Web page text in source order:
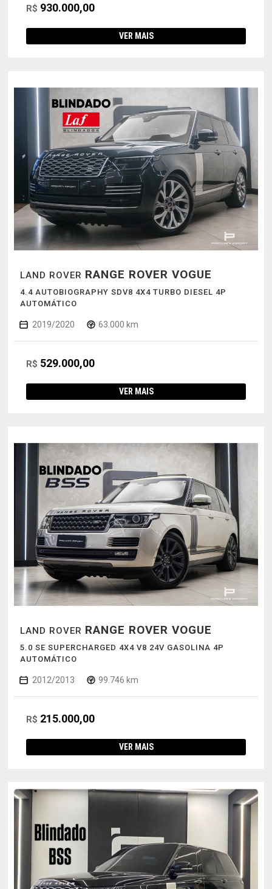
R$ 930.000,00
VER MAIS
LAND ROVER RANGE ROVER VOGUE
4.4 AUTOBIOGRAPHY SDV8 4X4 TURBO DIESEL 4P
AUTOMÁTICO
2019/2020 63.000 km
R$ 529.000,00
VER MAIS
LAND ROVER RANGE ROVER VOGUE
5.0 SE SUPERCHARGED 4X4 V8 24V GASOLINA 4P
AUTOMÁTICO
2012/2013 99.746 km
R$ 215.000,00
VER MAIS